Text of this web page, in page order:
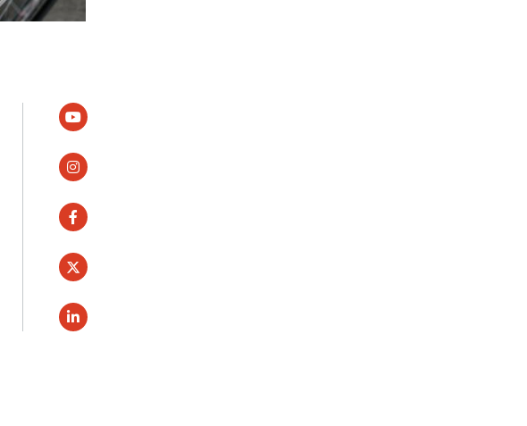
youtube
instagram
facebook
twitter
linkedin